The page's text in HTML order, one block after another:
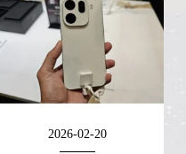
2026-02-20